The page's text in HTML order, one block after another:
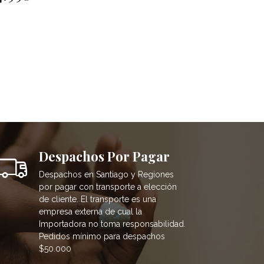
Despachos Por Pagar
Despachos en Santiago y Regiones
por pagar con transporte a elección
de cliente. El transporte es una
empresa externa de cual la
Importadora no toma responsabilidad.
Pedidos mínimo para despachos
$50.000